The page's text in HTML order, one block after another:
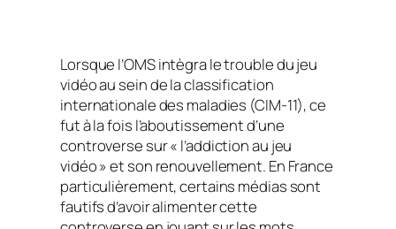
Lorsque l’OMS intègra le trouble du jeu
vidéo au sein de la classification
internationale des maladies (CIM-11), ce
fut à la fois l’aboutissement d’une
controverse sur « l’addiction au jeu
vidéo » et son renouvellement. En France
particulièrement, certains médias sont
fautifs d’avoir alimenter cette